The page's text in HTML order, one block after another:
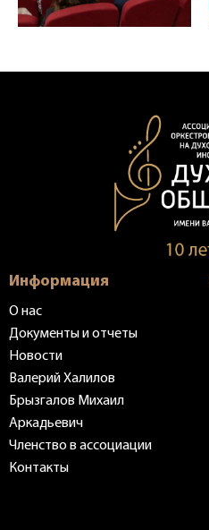
Информация
О нас
Документы и отчеты
Новости
Валерий Халилов
Брызгалов Михаил
Аркадьевич
Членство в ассоциации
Контакты